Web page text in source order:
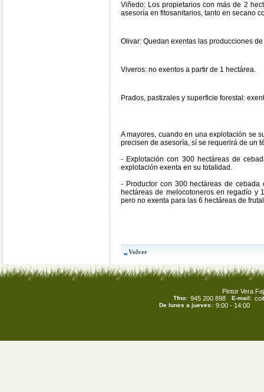
Viñedo: Los propietarios con más de 2
asesoría en fitosanitarios, tanto en secano
Olivar: Quedan exentas las producciones
Viveros: no exentos a partir de 1 hectárea.
Prados, pastizales y superficie forestal:
A mayores, cuando en una explotación se
precisen de asesoría, sí se requerirá de un
- Explotación con 300 hectáreas de
explotación exenta en su totalidad.
- Productor con 300 hectáreas de
hectáreas de melocotoneros en regadío y
pero no exenta para las 6 hectáreas de
Pintor Vera
Tfno: 945 200 898 E-mail:
De lunes a jueves: 9:00 - 14:00